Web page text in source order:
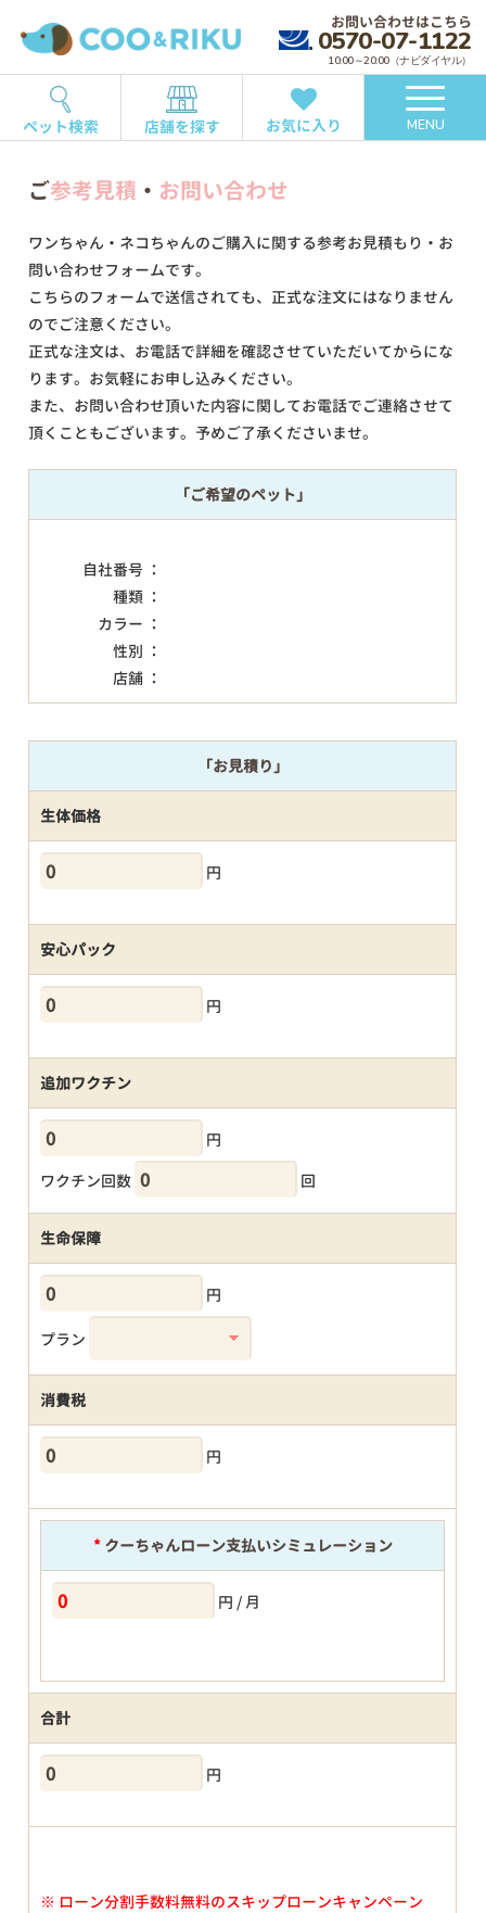
お問い合わせはこちら
0570-07-1122
10:00～20:00（ナビダイヤル）
ペット検索 店舗を探す お気に入り MENU
ご参考見積 ・ お問い合わせ
ワンちゃん・ネコちゃんのご購入に関する参考お見積もり・お
問い合わせフォームです。
こちらのフォームで送信されても、正式な注文にはなりません
のでご注意ください。
正式な注文は、お電話で詳細を確認させていただいてからにな
ります。お気軽にお申し込みください。
また、お問い合わせ頂いた内容に関してお電話でご連絡させて
頂くこともございます。予めご了承くださいませ。
「ご希望のペット」
自社番号 ：
種類 ：
カラー ：
性別 ：
店舗 ：
「お見積り」
生体価格
円
安心パック
円
追加ワクチン
円
ワクチン回数
回
生命保障
円
プラン
消費税
円
*クーちゃんローン支払いシミュレーション
円 / 月
合計
円
※ ローン分割手数料無料のスキップローンキャンペーン